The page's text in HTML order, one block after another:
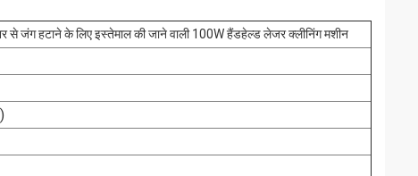
से जंग हटाने के लिए इस्तेमाल की जाने वाली 100W हैंडहेल्ड लेजर क्लीनिंग मशीन